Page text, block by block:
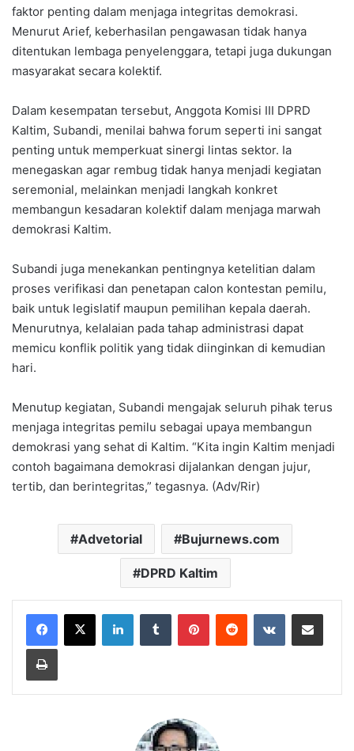
faktor penting dalam menjaga integritas demokrasi.
Menurut Arief, keberhasilan pengawasan tidak hanya
ditentukan lembaga penyelenggara, tetapi juga dukungan
masyarakat secara kolektif.
Dalam kesempatan tersebut, Anggota Komisi III DPRD
Kaltim, Subandi, menilai bahwa forum seperti ini sangat
penting untuk memperkuat sinergi lintas sektor. Ia
menegaskan agar rembug tidak hanya menjadi kegiatan
seremonial, melainkan menjadi langkah konkret
membangun kesadaran kolektif dalam menjaga marwah
demokrasi Kaltim.
Subandi juga menekankan pentingnya ketelitian dalam
proses verifikasi dan penetapan calon kontestan pemilu,
baik untuk legislatif maupun pemilihan kepala daerah.
Menurutnya, kelalaian pada tahap administrasi dapat
memicu konflik politik yang tidak diinginkan di kemudian
hari.
Menutup kegiatan, Subandi mengajak seluruh pihak terus
menjaga integritas pemilu sebagai upaya membangun
demokrasi yang sehat di Kaltim. “Kita ingin Kaltim menjadi
contoh bagaimana demokrasi dijalankan dengan jujur,
tertib, dan berintegritas,” tegasnya. (Adv/Rir)
Advetorial Bujurnews.com
DPRD Kaltim
LinkedInTumblr PinterestReddit VKontakteShare via Email
Print